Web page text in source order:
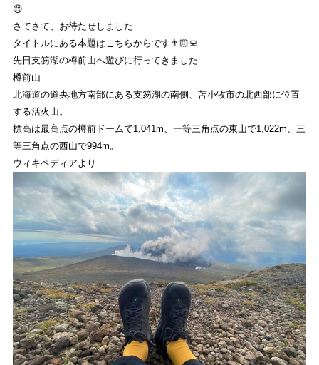
😊
さてさて、お待たせしました
タイトルにある本題はこちらからです👨🏻‍💻
先日支笏湖の樽前山へ遊びに行ってきました
樽前山
北海道の道央地方南部にある支笏湖の南側、苫小牧市の北西部に位置
する活火山。
標高は最高点の樽前ドームで1,041m、一等三角点の東山で1,022m、三
等三角点の西山で994m。
ウィキペディアより